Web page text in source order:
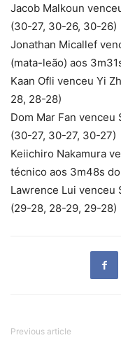
Jacob Malkoun
(30-27, 30-26, 30-26)
Jonathan Micallef
(mata-leão) aos
Kaan Ofli venceu Yi
28, 28-28)
Dom Mar Fan venceu
(30-27, 30-27, 30-27)
Keiichiro Nakamura
técnico aos 3m48s
Lawrence Lui venceu
(29-28, 28-29, 29-28)
Previous article